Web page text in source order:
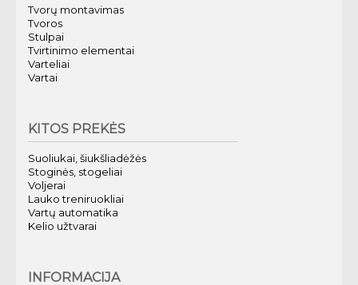
Tvorų montavimas
Tvoros
Stulpai
Tvirtinimo elementai
Varteliai
Vartai
KITOS PREKĖS
Suoliukai, šiukšliadėžės
Stoginės, stogeliai
Voljerai
Lauko treniruokliai
Vartų automatika
Kelio užtvarai
INFORMACIJA